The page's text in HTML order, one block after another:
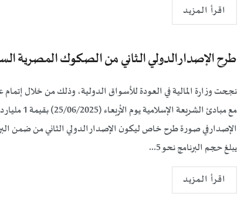
اقرأ المزيد
طرح الإصدار الدولي الثاني من الصكوك المصرية السيادية
نجحت وزارة المالية في العودة للأسواق الدولية، وذلك من خلال
يبلغ حجم البرنامج نحو 5...
اقرأ المزيد